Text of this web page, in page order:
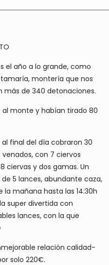
el año a lo grande, como
montería que nos
más de 340 detonaciones.
al monte y habían tirado 80
final del día cobraron 30
con 7 ciervos
ciervas y dos gamas. Un
5 lances, abundante caza,
la mañana hasta las 14:30h
super divertida con
lances, con la que
relación calidad-
solo 220€.